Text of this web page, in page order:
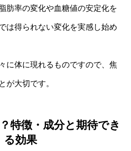
肪率の変化や血糖値の安定化を
は得られない変化を実感し始め
に体に現れるものですので、焦
が大切です。
特徴・成分と期待でき
る効果